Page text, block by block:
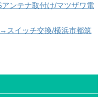
ンテナ取付け/マツザワ電
スイッチ交換/横浜市都筑